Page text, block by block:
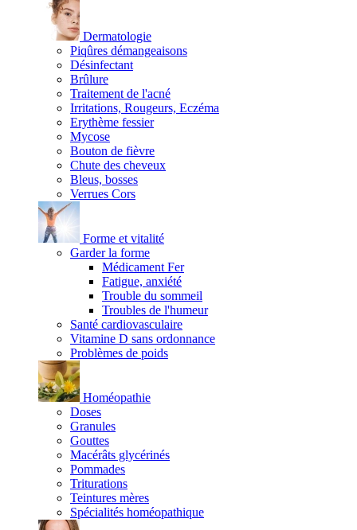
Dermatologie
Piqûres démangeaisons
Désinfectant
Brûlure
Traitement de l'acné
Irritations, Rougeurs, Eczéma
Erythème fessier
Mycose
Bouton de fièvre
Chute des cheveux
Bleus, bosses
Verrues Cors
Forme et vitalité
Garder la forme
Médicament Fer
Fatigue, anxiété
Trouble du sommeil
Troubles de l'humeur
Santé cardiovasculaire
Vitamine D sans ordonnance
Problèmes de poids
Homéopathie
Doses
Granules
Gouttes
Macérâts glycérinés
Pommades
Triturations
Teintures mères
Spécialités homéopathique